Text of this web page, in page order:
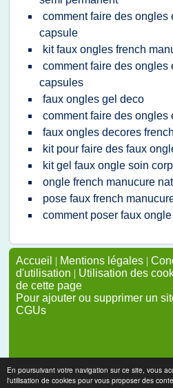
En poursuivant votre navigation sur ce site, vous
l'utilisation de cookies pour vous proposer des
comment faire des ongles
capsule
kit faux ongles french
comment faire des ongles
capsules
faux ongles gel deco
comment faire des ongles
faux ongles decores
kit pour faire des faux
kit gel faux ongle soin
ongle french manucure
pose faux french
comment poser faux ongle
Accueil | Mentions légales |
d'utilisation | Utilisation des
de cette page
Pour ajouter ou supprimer un
CGUs